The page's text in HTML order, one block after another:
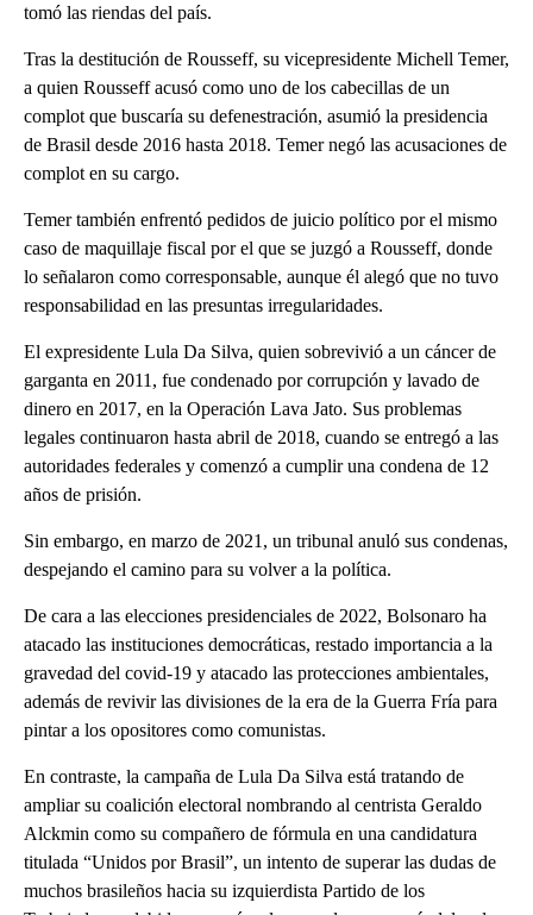
tomó las riendas del país.
Tras la destitución de Rousseff, su vicepresidente Michell Temer,
a quien Rousseff acusó como uno de los cabecillas de un
complot que buscaría su defenestración, asumió la presidencia
de Brasil desde 2016 hasta 2018. Temer negó las acusaciones de
complot en su cargo.
Temer también enfrentó pedidos de juicio político por el mismo
caso de maquillaje fiscal por el que se juzgó a Rousseff, donde
lo señalaron como corresponsable, aunque él alegó que no tuvo
responsabilidad en las presuntas irregularidades.
El expresidente Lula Da Silva, quien sobrevivió a un cáncer de
garganta en 2011, fue condenado por corrupción y lavado de
dinero en 2017, en la Operación Lava Jato. Sus problemas
legales continuaron hasta abril de 2018, cuando se entregó a las
autoridades federales y comenzó a cumplir una condena de 12
años de prisión.
Sin embargo, en marzo de 2021, un tribunal anuló sus condenas,
despejando el camino para su volver a la política.
De cara a las elecciones presidenciales de 2022, Bolsonaro ha
atacado las instituciones democráticas, restado importancia a la
gravedad del covid-19 y atacado las protecciones ambientales,
además de revivir las divisiones de la era de la Guerra Fría para
pintar a los opositores como comunistas.
En contraste, la campaña de Lula Da Silva está tratando de
ampliar su coalición electoral nombrando al centrista Geraldo
Alckmin como su compañero de fórmula en una candidatura
titulada “Unidos por Brasil”, un intento de superar las dudas de
muchos brasileños hacia su izquierdista Partido de los